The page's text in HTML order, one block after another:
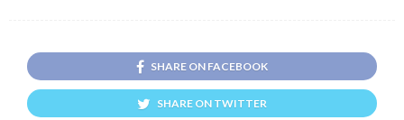
SHARE ON FACEBOOK
SHARE ON TWITTER